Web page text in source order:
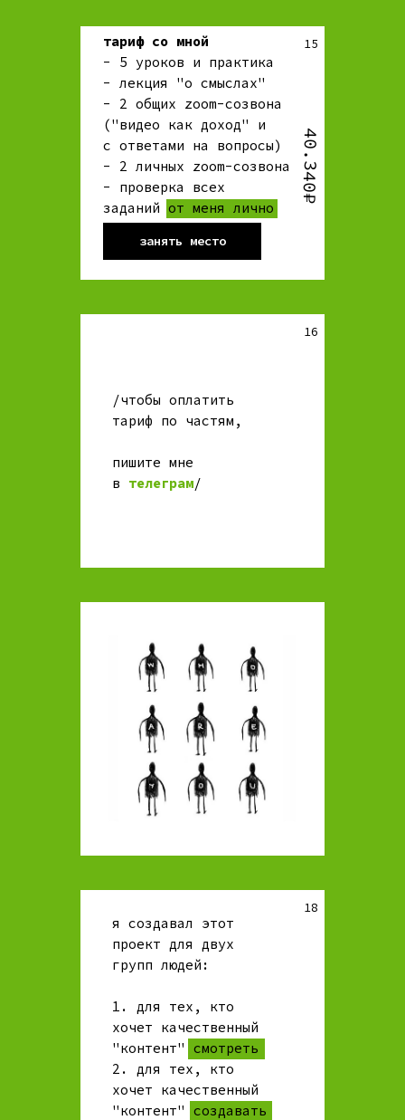
15
тариф со мной
- 5 уроков и практика
- лекция "о смыслах"
- 2 общих zoom-созвона
("видео как доход" и
c ответами на вопросы)
- 2 личных zoom-созвона
- проверка всех
заданий от меня лично
занять место
40.340₽
18
/чтобы оплатить
тариф по частям,
пишите мне
в телеграм/
16
я создавал этот
проект для двух
групп людей:
1. для тех, кто
хочет качественный
"контент" смотреть
2. для тех, кто
хочет качественный
"контент" создавать